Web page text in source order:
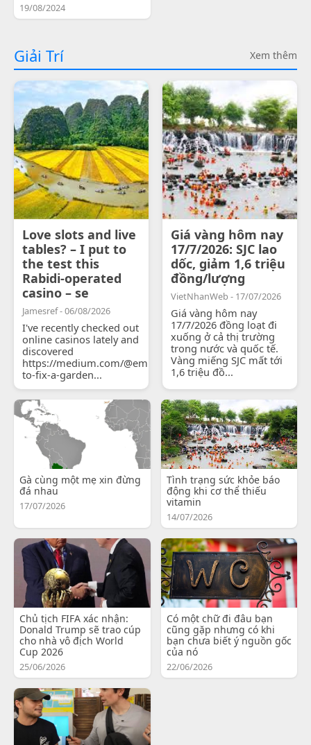
19/08/2024
Giải Trí Xem thêm
Love slots and live
tables? – I put to
the test this
Rabidi-operated
casino – se
Jamesref - 06/08/2026
I've recently checked out
online casinos lately and
discovered
https://medium.com/@emilyjohnsonready/how-
to-fix-a-garden...
Giá vàng hôm nay
17/7/2026: SJC lao
dốc, giảm 1,6 triệu
đồng/lượng
VietNhanWeb - 17/07/2026
Giá vàng hôm nay
17/7/2026 đồng loạt đi
xuống ở cả thị trường
trong nước và quốc tế.
Vàng miếng SJC mất tới
1,6 triệu đồ...
Gà cùng một mẹ xin đừng
đá nhau
17/07/2026
Tình trạng sức khỏe báo
động khi cơ thể thiếu
vitamin
14/07/2026
Chủ tịch FIFA xác nhận:
Donald Trump sẽ trao cúp
cho nhà vô địch World
Cup 2026
25/06/2026
Có một chữ đi đâu bạn
cũng gặp nhưng có khi
bạn chưa biết ý nguồn gốc
của nó
22/06/2026